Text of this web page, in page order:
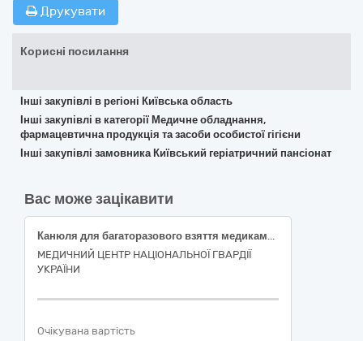
Друкувати
Корисні посилання
Інші закупівлі в регіоні Київська область
Інші закупівлі в категорії Медичне обладнання,
фармацевтична продукція та засоби особистої гігієни
Інші закупівлі замовника Київський геріатричний пансіонат
Вас може зацікавити
Канюля для багаторазового взяття медикаментів з антибактеріальним фільтром для фільтрації повітря та фільтром тонкої очистки розчину (червона)
МЕДИЧНИЙ ЦЕНТР НАЦІОНАЛЬНОЇ ГВАРДІЇ
УКРАЇНИ
Очікувана вартість